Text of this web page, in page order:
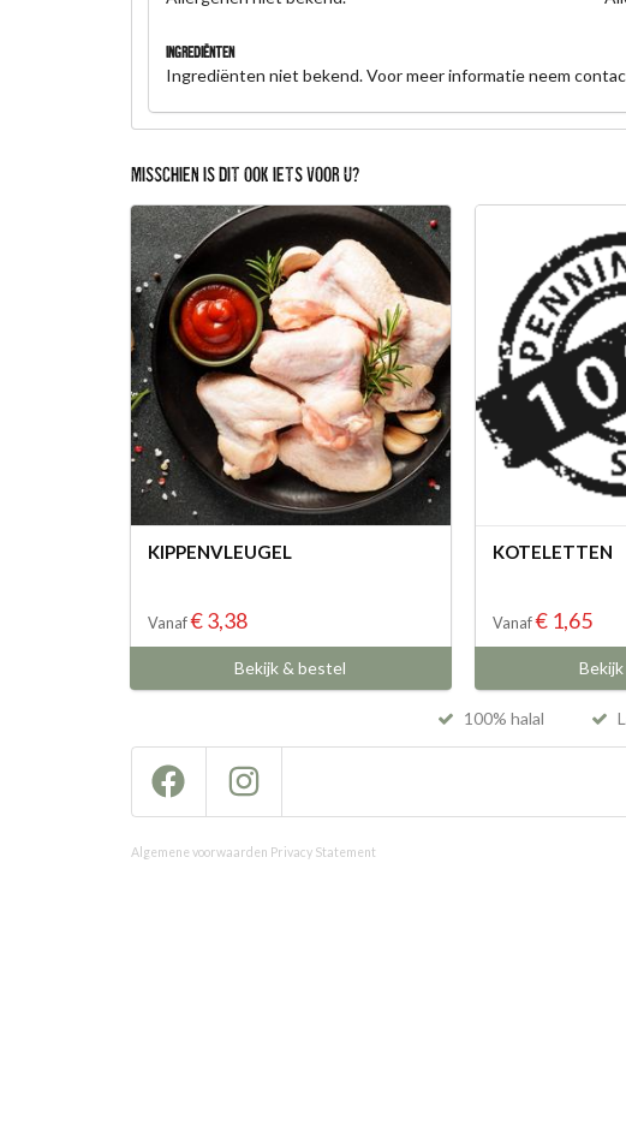
Ingrediënten
Ingrediënten niet bekend. Voor meer informatie neem
MISSCHIEN IS DIT OOK IETS VOOR U?
KIPPENVLEUGEL
Vanaf€ 3,38
Bekijk & bestel
KOTELETTEN
Vanaf€ 1,65
100% halal
Algemene voorwaarden Privacy Statement